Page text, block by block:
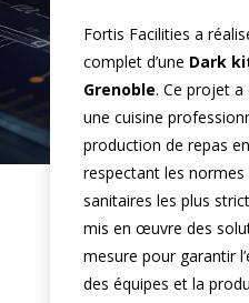
Fortis Facilities a
complet d’une Dark
Grenoble. Ce projet
une cuisine
production de repas
respectant les
sanitaires les plus
mis en œuvre des
mesure pour garantir
des équipes et la